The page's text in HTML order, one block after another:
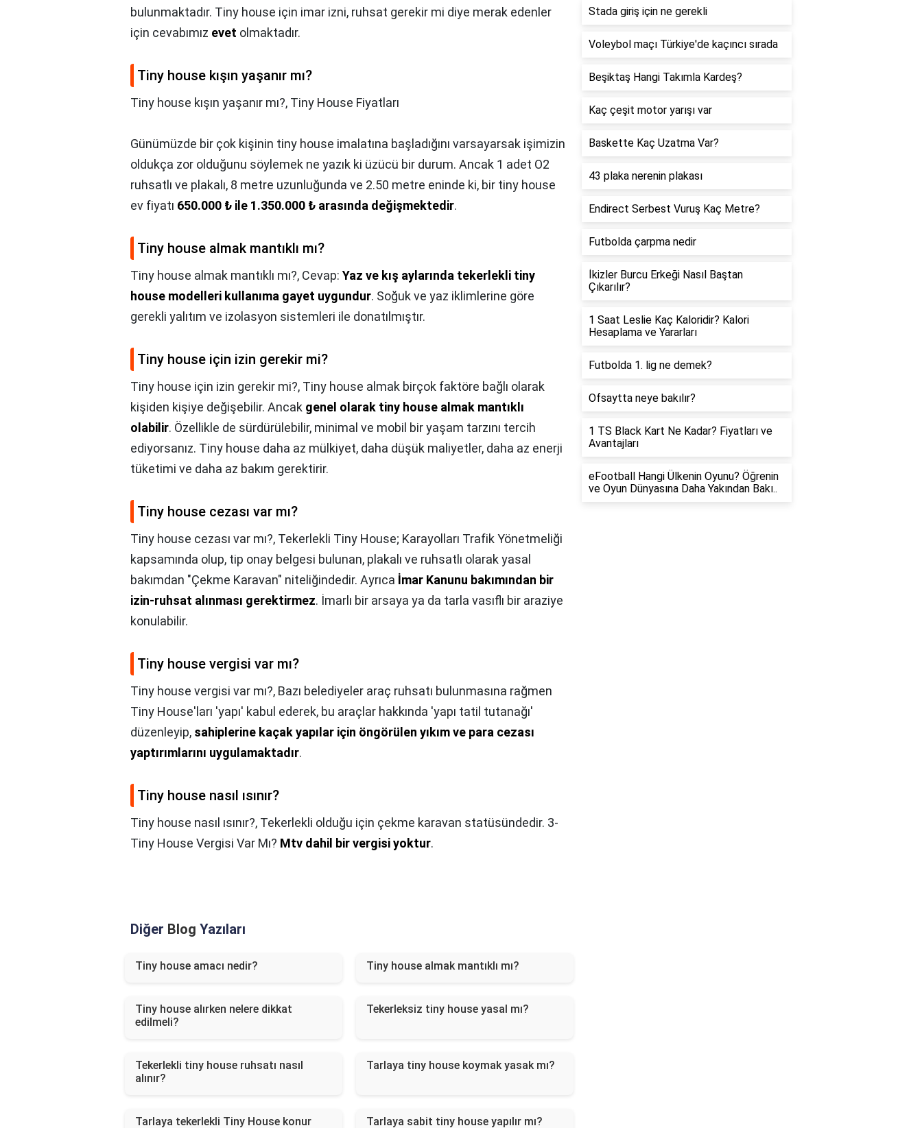
bulunmaktadır. Tiny house için imar izni, ruhsat gerekir mi diye merak edenler
için cevabımız evet olmaktadır.
Tiny house kışın yaşanır mı?
Tiny house kışın yaşanır mı?, Tiny House Fiyatları
Günümüzde bir çok kişinin tiny house imalatına başladığını varsayarsak işimizin
oldukça zor olduğunu söylemek ne yazık ki üzücü bir durum. Ancak 1 adet O2
ruhsatlı ve plakalı, 8 metre uzunluğunda ve 2.50 metre eninde ki, bir tiny house
ev fiyatı 650.000 ₺ ile 1.350.000 ₺ arasında değişmektedir.
Tiny house almak mantıklı mı?
Tiny house almak mantıklı mı?, Cevap: Yaz ve kış aylarında tekerlekli tiny
house modelleri kullanıma gayet uygundur. Soğuk ve yaz iklimlerine göre
gerekli yalıtım ve izolasyon sistemleri ile donatılmıştır.
Tiny house için izin gerekir mi?
Tiny house için izin gerekir mi?, Tiny house almak birçok faktöre bağlı olarak
kişiden kişiye değişebilir. Ancak genel olarak tiny house almak mantıklı
olabilir. Özellikle de sürdürülebilir, minimal ve mobil bir yaşam tarzını tercih
ediyorsanız. Tiny house daha az mülkiyet, daha düşük maliyetler, daha az enerji
tüketimi ve daha az bakım gerektirir.
Tiny house cezası var mı?
Tiny house cezası var mı?, Tekerlekli Tiny House; Karayolları Trafik Yönetmeliği
kapsamında olup, tip onay belgesi bulunan, plakalı ve ruhsatlı olarak yasal
bakımdan "Çekme Karavan" niteliğindedir. Ayrıca İmar Kanunu bakımından bir
izin-ruhsat alınması gerektirmez. İmarlı bir arsaya ya da tarla vasıflı bir araziye
konulabilir.
Tiny house vergisi var mı?
Tiny house vergisi var mı?, Bazı belediyeler araç ruhsatı bulunmasına rağmen
Tiny House'ları 'yapı' kabul ederek, bu araçlar hakkında 'yapı tatil tutanağı'
düzenleyip, sahiplerine kaçak yapılar için öngörülen yıkım ve para cezası
yaptırımlarını uygulamaktadır.
Tiny house nasıl ısınır?
Tiny house nasıl ısınır?, Tekerlekli olduğu için çekme karavan statüsündedir. 3-
Tiny House Vergisi Var Mı? Mtv dahil bir vergisi yoktur.
Diğer Blog Yazıları
Tiny house amacı nedir? Tiny house almak mantıklı mı?
Tiny house alırken nelere dikkat
edilmeli?
Tekerleksiz tiny house yasal mı?
Tekerlekli tiny house ruhsatı nasıl
alınır?
Tarlaya tiny house koymak yasak mı?
Tarlaya tekerlekli Tiny House konur Tarlaya sabit tiny house yapılır mı?
Stada giriş için ne gerekli
Voleybol maçı Türkiye'de kaçıncı sırada
Beşiktaş Hangi Takımla Kardeş?
Kaç çeşit motor yarışı var
Baskette Kaç Uzatma Var?
43 plaka nerenin plakası
Endirect Serbest Vuruş Kaç Metre?
Futbolda çarpma nedir
İkizler Burcu Erkeği Nasıl Baştan
Çıkarılır?
1 Saat Leslie Kaç Kaloridir? Kalori
Hesaplama ve Yararları
Futbolda 1. lig ne demek?
Ofsaytta neye bakılır?
1 TS Black Kart Ne Kadar? Fiyatları ve
Avantajları
eFootball Hangi Ülkenin Oyunu? Öğrenin
ve Oyun Dünyasına Daha Yakından Bakı..